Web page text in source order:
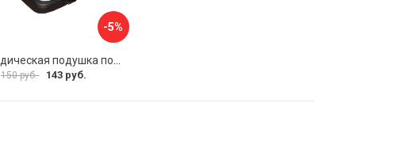
-5%
150 руб. 143 руб.